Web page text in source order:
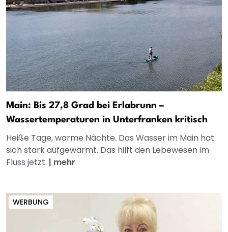
Main: Bis 27,8 Grad bei Erlabrunn –
Wassertemperaturen in Unterfranken kritisch
Heiße Tage, warme Nächte. Das Wasser im Main hat
sich stark aufgewärmt. Das hilft den Lebewesen im
Fluss jetzt. | mehr
WERBUNG